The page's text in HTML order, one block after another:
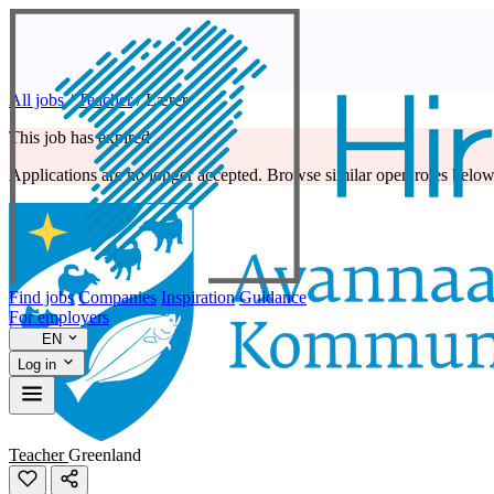
Find jobs Companies Inspiration Guidance
For employers
EN
Log in
All jobs / Teacher / Lærer
This job has expired
Applications are no longer accepted. Browse similar open roles
TeacherGreenland